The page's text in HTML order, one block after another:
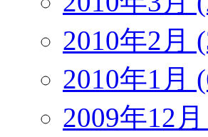
2010年2月
2010年1月
2009年12